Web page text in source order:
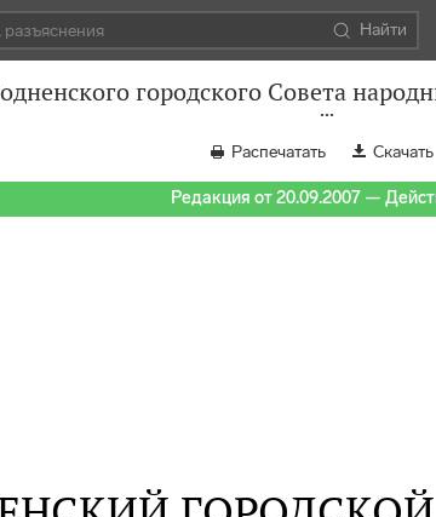
Найти
городского Совета
Распечатать Скачать
Редакция от 20.09.2007 —